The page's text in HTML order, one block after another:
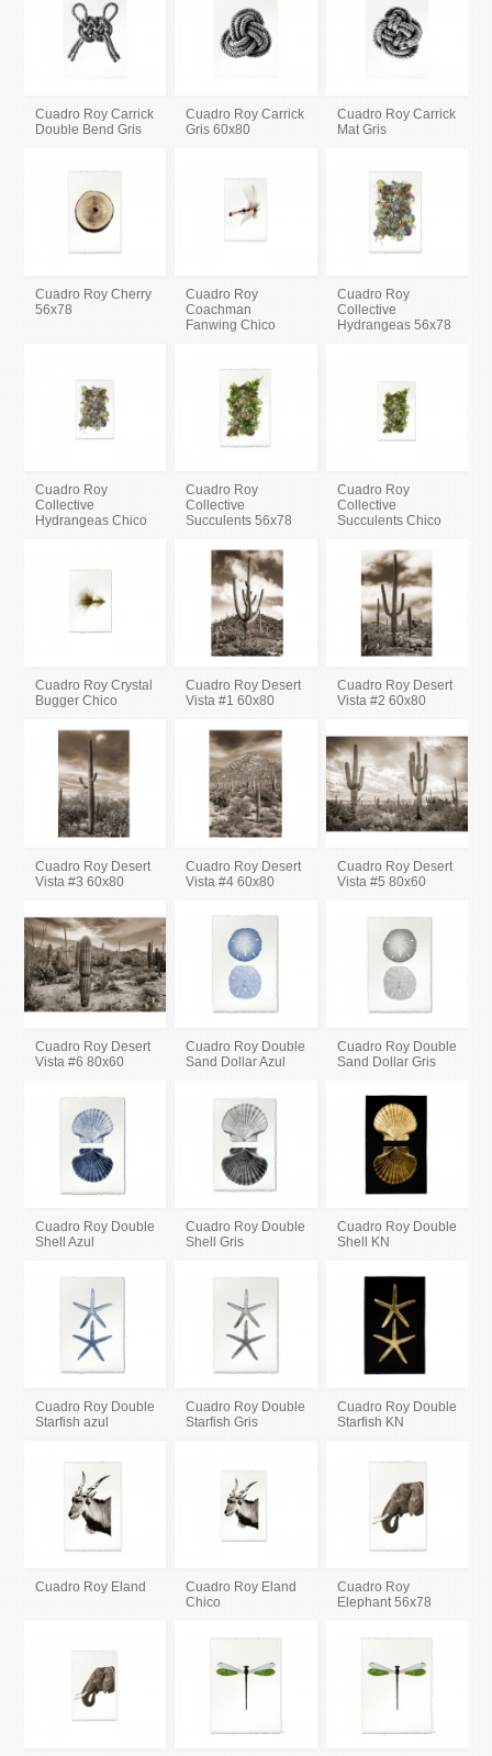
Cuadro Roy Carrick
Double Bend Gris
Cuadro Roy Carrick
Gris 60x80
Cuadro Roy Carrick
Mat Gris
Cuadro Roy Cherry
56x78
Cuadro Roy
Coachman
Fanwing Chico
Cuadro Roy
Collective
Hydrangeas 56x78
Cuadro Roy
Collective
Hydrangeas Chico
Cuadro Roy
Collective
Succulents 56x78
Cuadro Roy
Collective
Succulents Chico
Cuadro Roy Crystal
Bugger Chico
Cuadro Roy Desert
Vista #1 60x80
Cuadro Roy Desert
Vista #2 60x80
Cuadro Roy Desert
Vista #3 60x80
Cuadro Roy Desert
Vista #4 60x80
Cuadro Roy Desert
Vista #5 80x60
Cuadro Roy Desert
Vista #6 80x60
Cuadro Roy Double
Sand Dollar Azul
Cuadro Roy Double
Sand Dollar Gris
Cuadro Roy Double
Shell Azul
Cuadro Roy Double
Shell Gris
Cuadro Roy Double
Shell KN
Cuadro Roy Double
Starfish azul
Cuadro Roy Double
Starfish Gris
Cuadro Roy Double
Starfish KN
Cuadro Roy Eland
Cuadro Roy Eland
Chico
Cuadro Roy
Elephant 56x78